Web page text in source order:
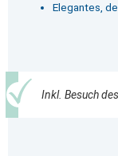
Elegantes,
Inkl. Besuch